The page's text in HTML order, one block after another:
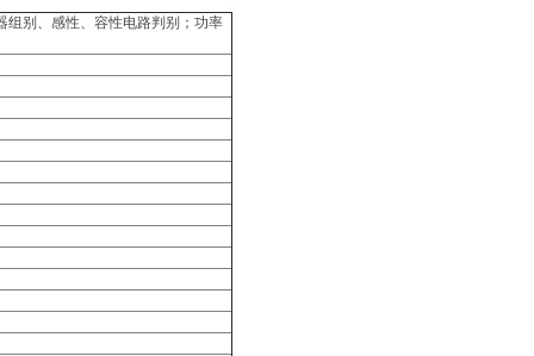
组别、感性、容性电路判别；功率